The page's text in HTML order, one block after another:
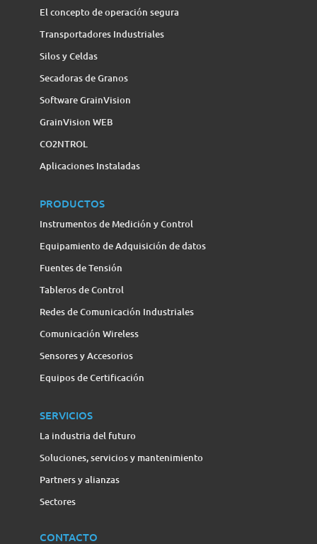
El concepto de operación segura
Transportadores Industriales
Silos y Celdas
Secadoras de Granos
Software GrainVision
GrainVision WEB
CO2NTROL
Aplicaciones Instaladas
PRODUCTOS
Instrumentos de Medición y Control
Equipamiento de Adquisición de datos
Fuentes de Tensión
Tableros de Control
Redes de Comunicación Industriales
Comunicación Wireless
Sensores y Accesorios
Equipos de Certificación
SERVICIOS
La industria del futuro
Soluciones, servicios y mantenimiento
Partners y alianzas
Sectores
CONTACTO